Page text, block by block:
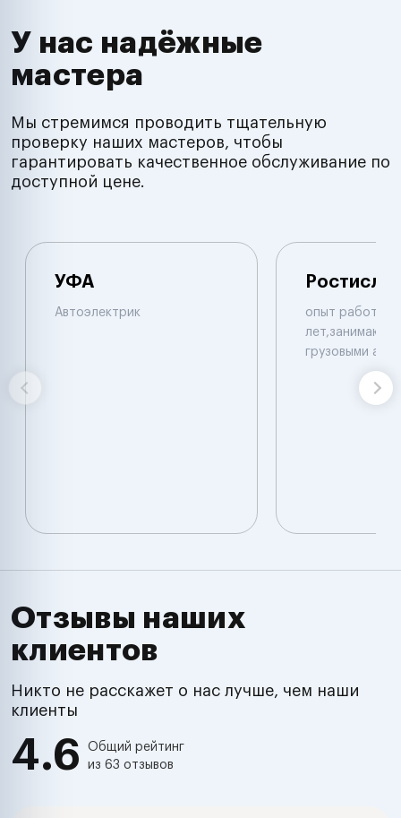
У нас надёжные
мастера
Мы стремимся проводить тщательную
проверку наших мастеров, чтобы
гарантировать качественное обслуживание по
доступной цене.
УФА
Автоэлектрик
Ростислав
опыт работы
лет,занимаюсь
грузовыми
Отзывы наших
клиентов
Никто не расскажет о нас лучше, чем наши
клиенты
4.6
Общий рейтинг
из 63 отзывов